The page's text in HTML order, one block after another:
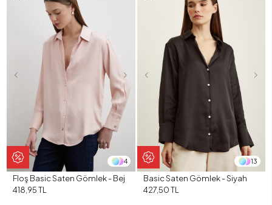
4
Floş Basic Saten Gömlek - Bej
418,95 TL
13
Basic Saten Gömlek - Siyah
427,50 TL